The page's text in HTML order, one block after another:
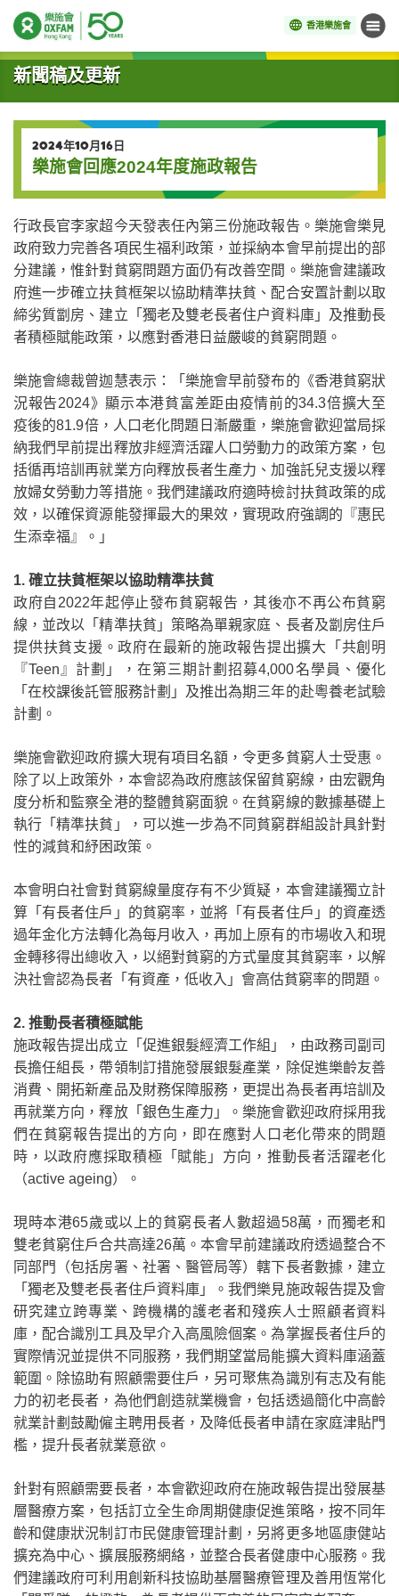
香港樂施會 目錄
開始主要內容
新聞稿及更新
2024年10月16日
樂施會回應2024年度施政報告
行政長官李家超今天發表任內第三份施政報告。樂施會樂見
政府致力完善各項民生福利政策，並採納本會早前提出的部
分建議，惟針對貧窮問題方面仍有改善空間。樂施會建議政
府進一步確立扶貧框架以協助精準扶貧、配合安置計劃以取
締劣質劏房、建立「獨老及雙老長者住户資料庫」及推動長
者積極賦能政策，以應對香港日益嚴峻的貧窮問題 。
樂施會總裁曾迦慧表示：「樂施會早前發布的《香港貧窮狀
況報告2024》顯示本港貧富差距由疫情前的34.3倍擴大至
疫後的81.9倍，人口老化問題日漸嚴重，樂施會歡迎當局採
納我們早前提出釋放非經濟活躍人口勞動力的政策方案，包
括循再培訓再就業方向釋放長者生產力、加強託兒支援以釋
放婦女勞動力等措施。我們建議政府適時檢討扶貧政策的成
效，以確保資源能發揮最大的果效，實現政府強調的『惠民
生添幸福』。」
1. 確立扶貧框架以協助精準扶貧
政府自 2022年起停止發布貧窮報告，其後亦不再公布貧窮
線，並改以「精準扶貧」策略為單親家庭、長者及劏房住戶
提供扶貧支援。政府在最新的施政報告提出擴大「共創明
『Teen 』計劃」，在第三期計劃招募4,000名學員、優化
「在校課後託管服務計劃」及推出為期三年的赴粵養老試驗
計劃。
樂施會歡迎政府擴大現有項目名額，令更多貧窮人士受惠。
除了以上政策外，本會認為政府應該保留貧窮線，由宏觀角
度分析和監察全港的整體貧窮面貌。在貧窮線的數據基礎上
執行「精準扶貧」，可以進一步為不同貧窮群組設計具針對
性的減貧和紓困政策。
本會明白社會對貧窮線量度存有不少質疑，本會建議獨立計
算「有長者住戶」的貧窮率，並將「有長者住戶」的資產透
過年金化方法轉化為每月收入，再加上原有的市場收入和現
金轉移得出總收入，以絕對貧窮的方式量度其貧窮率，以解
決社會認為長者「有資產，低收入」會高估貧窮率的問題。
2. 推動長者積極賦能
施政報告提出成立「促進銀髮經濟工作組」，由政務司副司
長擔任組長，帶領制訂措施發展銀髮產業，除促進樂齡友善
消費、開拓新產品及財務保障服務，更提出為長者再培訓及
再就業方向，釋放「銀色生產力」。樂施會歡迎政府採用我
們在貧窮報告提出的方向，即在應對人口老化帶來的問題
時，以政府應採取積極「賦能」方向，推動長者活躍老化
（active ageing）。
現時本港65歲或以上的貧窮長者人數超過58萬，而獨老和
雙老貧窮住戶合共高達26萬。本會早前建議政府透過整合不
同部門（包括房署、社署、醫管局等）轄下長者數據，建立
「獨老及雙老長者住戶資料庫」。我們樂見施政報告提及會
研究建立跨專業、跨機構的護老者和殘疾人士照顧者資料
庫，配合識別工具及早介入高風險個案。為掌握長者住戶的
實際情況並提供不同服務，我們期望當局能擴大資料庫涵蓋
範圍。除協助有照顧需要住戶，另可聚焦為識別有志及有能
力的初老長者，為他們創造就業機會，包括透過簡化中高齡
就業計劃鼓勵僱主聘用長者，及降低長者申請在家庭津貼門
檻，提升長者就業意欲。
針對有照顧需要長者，本會歡迎政府在施政報告提出發展基
層醫療方案，包括訂立全生命周期健康促進策略，按不同年
齡和健康狀況制訂市民健康管理計劃，另將更多地區康健站
擴充為中心、擴展服務網絡，並整合長者健康中心服務。我
們建議政府可利用創新科技協助基層醫療管理及善用恆常化